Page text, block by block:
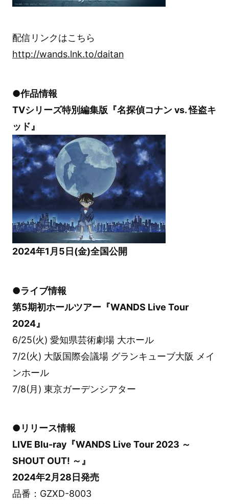
配信リンクはこちら
http://wands.lnk.to/daitan
●作品情報
TVシリーズ特別編集版『名探偵コナン vs. 怪盗キ
ッド』
2024年1月5日(金)全国公開
●ライブ情報
第5期初ホールツアー『WANDS Live Tour
2024』
6/25(火) 愛知県芸術劇場 大ホール
7/2(火) 大阪国際会議場 グランキューブ大阪 メイ
ンホール
7/8(月) 東京ガーデンシアター
●リリース情報
LIVE Blu-ray『WANDS Live Tour 2023 ～
SHOUT OUT! ～』
2024年2月28日発売
品番：GZXD-8003